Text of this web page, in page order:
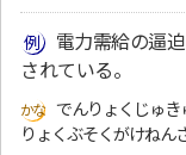
電力需給の逼
されている。
でんりょくじゅ
りょくぶそくがけねん